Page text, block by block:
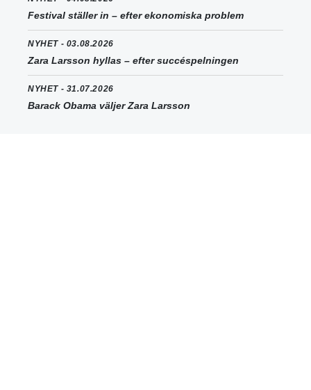
Festival ställer in – efter ekonomiska problem
NYHET - 03.08.2026
Zara Larsson hyllas – efter succéspelningen
NYHET - 31.07.2026
Barack Obama väljer Zara Larsson